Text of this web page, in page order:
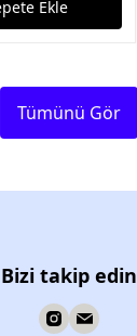
Ekle
Tümünü Gör
Bizi takip edin